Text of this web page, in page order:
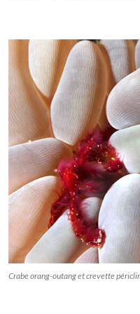
Crabe orang-outang et crevette